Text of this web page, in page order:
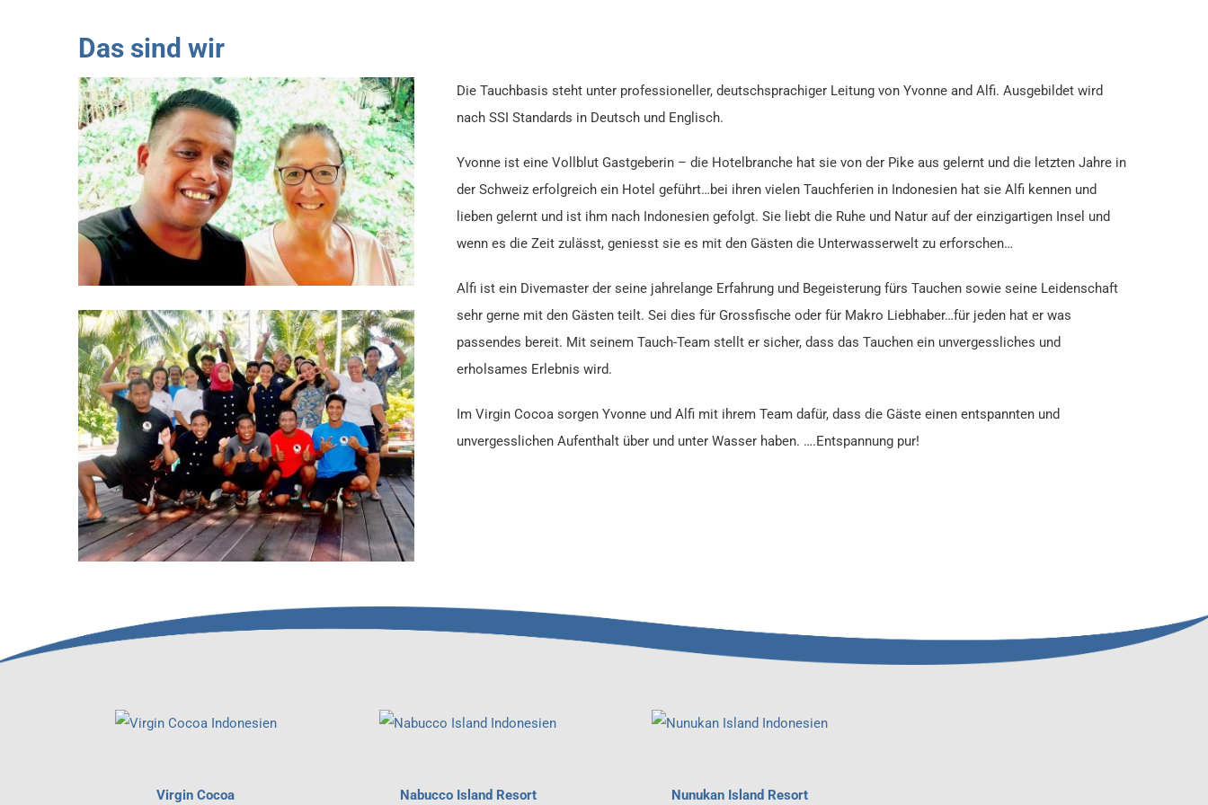
Das sind wir
Die Tauchbasis steht unter professioneller, deutschsprachiger Leitung von Yvonne and Alfi. Ausgebildet wird
nach SSI Standards in Deutsch und Englisch.
Yvonne ist eine Vollblut Gastgeberin – die Hotelbranche hat sie von der Pike aus gelernt und die letzten Jahre in
der Schweiz erfolgreich ein Hotel geführt…bei ihren vielen Tauchferien in Indonesien hat sie Alfi kennen und
lieben gelernt und ist ihm nach Indonesien gefolgt. Sie liebt die Ruhe und Natur auf der einzigartigen Insel und
wenn es die Zeit zulässt, geniesst sie es mit den Gästen die Unterwasserwelt zu erforschen…
Alfi ist ein Divemaster der seine jahrelange Erfahrung und Begeisterung fürs Tauchen sowie seine Leidenschaft
sehr gerne mit den Gästen teilt. Sei dies für Grossfische oder für Makro Liebhaber…für jeden hat er was
passendes bereit. Mit seinem Tauch-Team stellt er sicher, dass das Tauchen ein unvergessliches und
erholsames Erlebnis wird.
Im Virgin Cocoa sorgen Yvonne und Alfi mit ihrem Team dafür, dass die Gäste einen entspannten und
unvergesslichen Aufenthalt über und unter Wasser haben. ….Entspannung pur!
Virgin Cocoa Nabucco Island Resort Nunukan Island Resort